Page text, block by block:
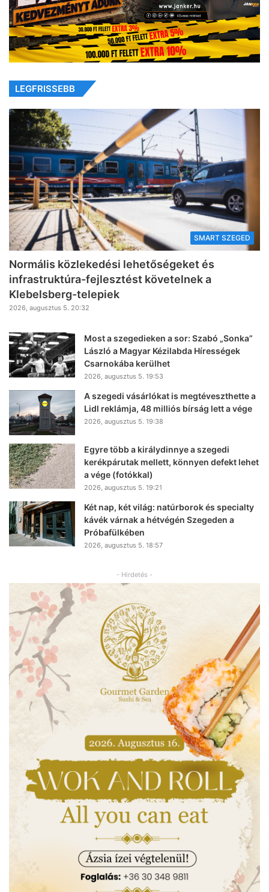
LEGFRISSEBB
SMART SZEGED
Normális közlekedési lehetőségeket és
infrastruktúra-fejlesztést követelnek a
Klebelsberg-telepiek
2026, augusztus 5. 20:32
Most a szegedieken a sor: Szabó „Sonka”
László a Magyar Kézilabda Hírességek
Csarnokába kerülhet
2026, augusztus 5. 19:53
A szegedi vásárlókat is megtéveszthette a
Lidl reklámja, 48 milliós bírság lett a vége
2026, augusztus 5. 19:38
Egyre több a királydinnye a szegedi
kerékpárutak mellett, könnyen defekt lehet
a vége (fotókkal)
2026, augusztus 5. 19:21
Két nap, két világ: natúrborok és specialty
kávék várnak a hétvégén Szegeden a
Próbafülkében
2026, augusztus 5. 18:57
- Hirdetés -